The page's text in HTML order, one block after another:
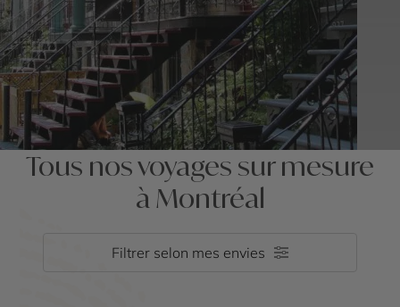
Tous nos voyages sur mesure
à Montréal
Filtrer selon mes envies